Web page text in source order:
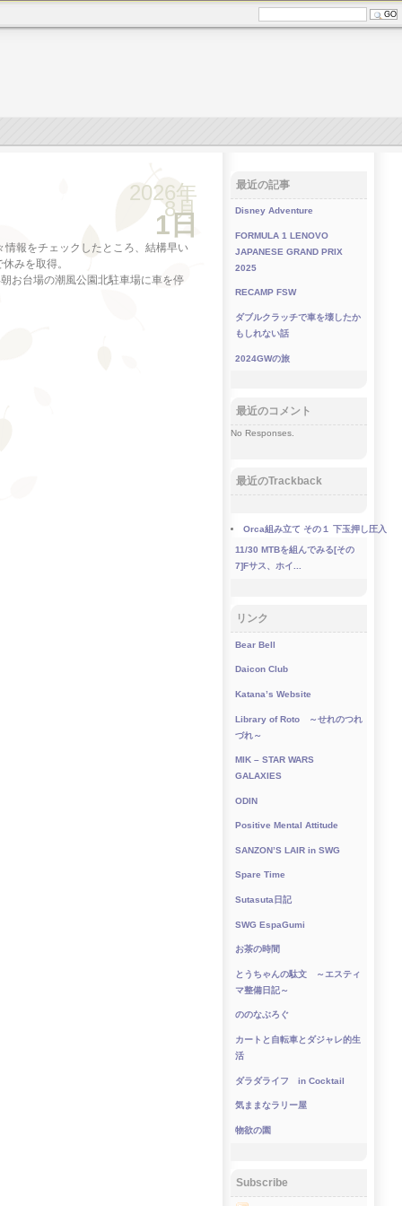
2026年
8月
1日
報をチェックしたところ、結構早い
みを取得。
お台場の潮風公園北駐車場に車を停
最近の記事
Disney Adventure
FORMULA 1 LENOVO
JAPANESE GRAND PRIX
2025
RECAMP FSW
ダブルクラッチで車を壊したか
もしれない話
2024GWの旅
最近のコメント
No Responses.
最近のTrackback
Orca組み立て その１ 下玉押し圧入
11/30 MTBを組んでみる[その
7]Fサス、ホイ...
リンク
Bear Bell
Daicon Club
Katana’s Website
Library of Roto ～せれのつれ
づれ～
MIK – STAR WARS
GALAXIES
ODIN
Positive Mental Attitude
SANZON’S LAIR in SWG
Spare Time
Sutasuta日記
SWG EspaGumi
お茶の時間
とうちゃんの駄文 ～エスティ
マ整備日記～
ののなぶろぐ
カートと自転車とダジャレ的生
活
ダラダライフ in Cocktail
気ままなラリー屋
物欲の園
Subscribe